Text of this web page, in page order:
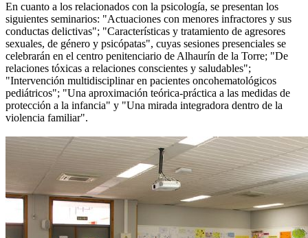
En cuanto a los relacionados con la psicología, se presentan los
siguientes seminarios: "Actuaciones con menores infractores y sus
conductas delictivas"; "Características y tratamiento de agresores
sexuales, de género y psicópatas", cuyas sesiones presenciales se
celebrarán en el centro penitenciario de Alhaurín de la Torre; "De
relaciones tóxicas a relaciones conscientes y saludables";
"Intervención multidisciplinar en pacientes oncohematológicos
pediátricos"; "Una aproximación teórica-práctica a las medidas de
protección a la infancia" y "Una mirada integradora dentro de la
violencia familiar".